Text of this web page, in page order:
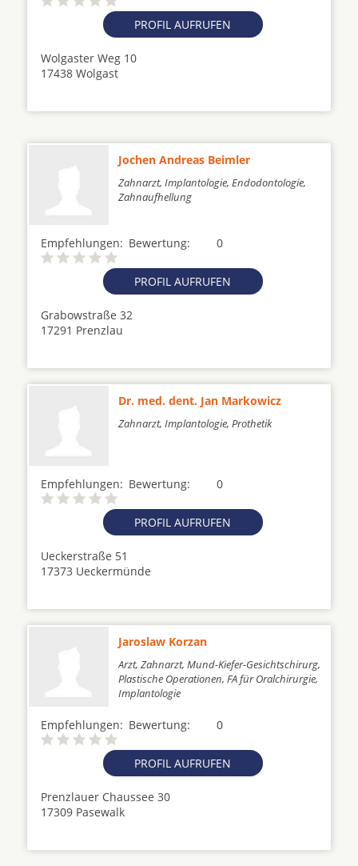
PROFIL AUFRUFEN
Wolgaster Weg 10
17438 Wolgast
Jochen Andreas Beimler
Zahnarzt, Implantologie, Endodontologie,
Zahnaufhellung
Empfehlungen: 0
Bewertung:
PROFIL AUFRUFEN
Grabowstraße 32
17291 Prenzlau
Dr. med. dent. Jan Markowicz
Zahnarzt, Implantologie, Prothetik
Empfehlungen: 0
Bewertung:
PROFIL AUFRUFEN
Ueckerstraße 51
17373 Ueckermünde
Jaroslaw Korzan
Arzt, Zahnarzt, Mund-Kiefer-Gesichtschirurg,
Plastische Operationen, FA für Oralchirurgie,
Implantologie
Empfehlungen: 0
Bewertung:
PROFIL AUFRUFEN
Prenzlauer Chaussee 30
17309 Pasewalk